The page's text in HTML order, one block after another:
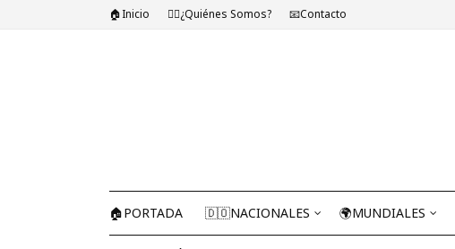
🏠Inicio 🤷‍♂️¿Quiénes Somos? 📧Contacto
🏠PORTADA 🇩🇴NACIONALES 🌍MUNDIALES